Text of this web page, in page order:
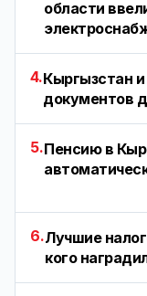
области
4.Кыргызстан
документов
5.Пенсию в
6.Лучшие
кого